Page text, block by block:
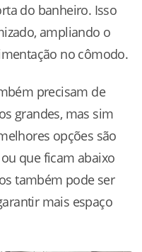
do banheiro. Isso
ampliando o
no cômodo.
precisam de
grandes, mas sim
opções são
que ficam abaixo
também pode ser
mais espaço